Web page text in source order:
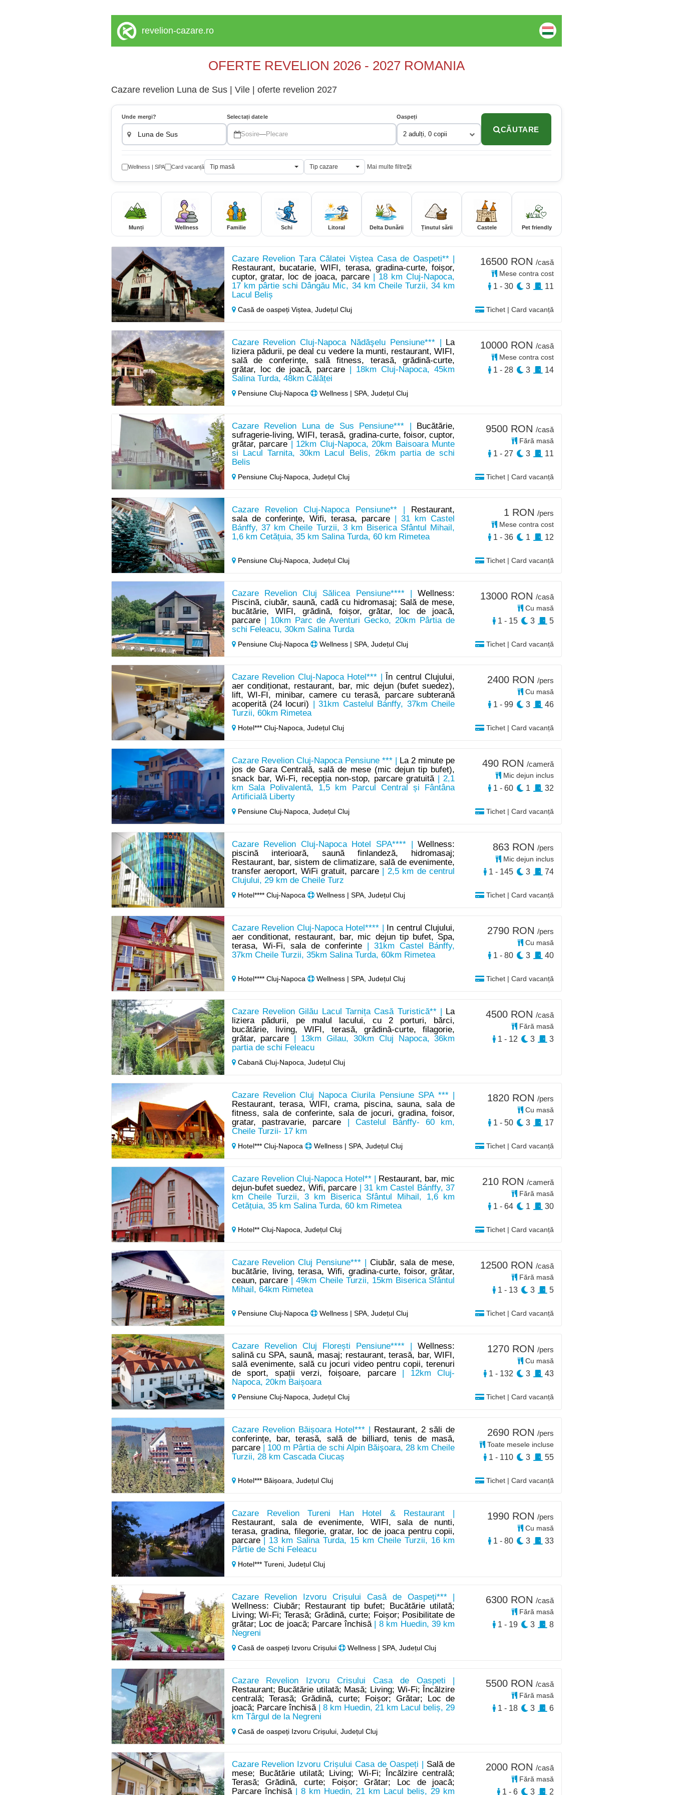
revelion-cazare.ro
OFERTE REVELION 2026 - 2027 ROMANIA
Cazare revelion Luna de Sus | Vile | oferte revelion 2027
Unde mergi? Selectați datele
Sosire—Plecare
Oaspeți
2 adulți, 0 copii
CĂUTARE
Wellness | SPA Card vacanță Tip masă Tip cazare Mai multe filtre
Munți Wellness Familie Schi Litoral Delta Dunării Ținutul sării Castele Pet friendly
Cazare Revelion Țara Călatei Viștea Casa de Oaspeti** |
Restaurant, bucatarie, WIFI, terasa, gradina-curte, foișor,
cuptor, gratar, loc de joaca, parcare | 18 km Cluj-Napoca,
17 km pârtie schi Dângău Mic, 34 km Cheile Turzii, 34 km
Lacul Beliș
Casă de oaspeți Viștea, Județul Cluj Tichet | Card vacanță
16500 RON /casă
Mese contra cost
1 - 30 3 11
Cazare Revelion Cluj-Napoca Nădăşelu Pensiune*** |
La
liziera pădurii, pe deal cu vedere la munti, restaurant, WIFI,
sală de conferințe, sală fitness, terasă, grădină-curte,
grătar, loc de joacă, parcare| 18km Cluj-Napoca, 45km
Salina Turda, 48km Călăței
Pensiune Cluj-Napoca Wellness | SPA, Județul Cluj
10000 RON /casă
Mese contra cost
1 - 28 3 14
Cazare Revelion Luna de Sus Pensiune*** |
Bucătărie,
sufragerie-living, WIFI, terasă, gradina-curte, foisor, cuptor,
grătar, parcare | 12km Cluj-Napoca, 20km Baisoara Munte
si Lacul Tarnita, 30km Lacul Belis, 26km partia de schi
Belis
Pensiune Cluj-Napoca, Județul Cluj Tichet | Card vacanță
9500 RON /casă
Fără masă
1 - 27 3 11
Cazare Revelion Cluj-Napoca Pensiune** |
Restaurant,
sala de conferințe, Wifi, terasa, parcare | 31 km Castel
Bánffy, 37 km Cheile Turzii, 3 km Biserica Sfântul Mihail,
1,6 km Cetățuia, 35 km Salina Turda, 60 km Rimetea
Pensiune Cluj-Napoca, Județul Cluj Tichet | Card vacanță
1 RON /pers
Mese contra cost
1 - 36 1 12
Cazare Revelion Cluj Sălicea Pensiune**** |Wellness:
Piscină, ciubăr, saună, cadă cu hidromasaj; Sală de mese,
bucătărie, WIFI, grădină, foișor, grătar, loc de joacă,
parcare| 10km Parc de Aventuri Gecko, 20km Pârtia de
schi Feleacu, 30km Salina Turda
Pensiune Cluj-Napoca Wellness | SPA, Județul Cluj Tichet | Card vacanță
13000 RON /casă
Cu masă
1 - 15 3 5
Cazare Revelion Cluj-Napoca Hotel*** |
În centrul Clujului,
aer condiționat, restaurant, bar, mic dejun (bufet suedez),
lift, WI-FI, minibar, camere cu terasă, parcare subterană
acoperită (24 locuri) | 31km Castelul Bánffy, 37km Cheile
Turzii, 60km Rimetea
Hotel*** Cluj-Napoca, Județul Cluj Tichet | Card vacanță
2400 RON /pers
Cu masă
1 - 99 3 46
Cazare Revelion Cluj-Napoca Pensiune *** |
La 2 minute pe
jos de Gara Centrală, sală de mese (mic dejun tip bufet),
snack bar, Wi-Fi, recepția non-stop, parcare gratuită| 2,1
km Sala Polivalentă, 1,5 km Parcul Central și Fântâna
Artificială Liberty
Pensiune Cluj-Napoca, Județul Cluj Tichet | Card vacanță
490 RON /cameră
Mic dejun inclus
1 - 60 1 32
Cazare Revelion Cluj-Napoca Hotel SPA**** |Wellness:
piscină interioară, saună finlandeză, hidromasaj;
Restaurant, bar, sistem de climatizare, sală de evenimente,
transfer aeroport, WiFi gratuit, parcare| 2,5 km de centrul
Clujului, 29 km de Cheile Turz
Hotel**** Cluj-Napoca Wellness | SPA, Județul Cluj Tichet | Card vacanță
863 RON /pers
Mic dejun inclus
1 - 145 3 74
Cazare Revelion Cluj-Napoca Hotel**** |
In centrul Clujului,
aer conditionat, restaurant, bar, mic dejun tip bufet, Spa,
terasa, Wi-Fi, sala de conferinte| 31km Castel Bánffy,
37km Cheile Turzii, 35km Salina Turda, 60km Rimetea
Hotel**** Cluj-Napoca Wellness | SPA, Județul Cluj Tichet | Card vacanță
2790 RON /pers
Cu masă
1 - 80 3 40
Cazare Revelion Gilău Lacul Tarnița Casă Turistică** |
La
liziera pădurii, pe malul lacului, cu 2 porturi, bărci,
bucătărie, living, WIFI, terasă, grădină-curte, filagorie,
grătar, parcare | 13km Gilau, 30km Cluj Napoca, 36km
partia de schi Feleacu
Cabană Cluj-Napoca, Județul Cluj
4500 RON /casă
Fără masă
1 - 12 3 3
Cazare Revelion Cluj Napoca Ciurila Pensiune SPA *** |
Restaurant, terasa, WIFI, crama, piscina, sauna, sala de
fitness, sala de conferinte, sala de jocuri, gradina, foisor,
gratar, pastravarie, parcare | Castelul Bánffy- 60 km,
Cheile Turzii- 17 km
Hotel*** Cluj-Napoca Wellness | SPA, Județul Cluj Tichet | Card vacanță
1820 RON /pers
Cu masă
1 - 50 3 17
Cazare Revelion Cluj-Napoca Hotel** |
Restaurant, bar, mic
dejun-bufet suedez, Wifi, parcare | 31 km Castel Bánffy, 37
km Cheile Turzii, 3 km Biserica Sfântul Mihail, 1,6 km
Cetățuia, 35 km Salina Turda, 60 km Rimetea
Hotel** Cluj-Napoca, Județul Cluj Tichet | Card vacanță
210 RON /cameră
Fără masă
1 - 64 1 30
Cazare Revelion Cluj Pensiune*** |Ciubăr, sala de mese,
bucătărie, living, terasa, Wifi, gradina-curte, foisor, grătar,
ceaun, parcare | 49km Cheile Turzii, 15km Biserica Sfântul
Mihail, 64km Rimetea
Pensiune Cluj-Napoca Wellness | SPA, Județul Cluj Tichet | Card vacanță
12500 RON /casă
Fără masă
1 - 13 3 5
Cazare Revelion Cluj Florești Pensiune**** |Wellness:
salină cu SPA, saună, masaj; restaurant, terasă, bar, WIFI,
sală evenimente, sală cu jocuri video pentru copii, terenuri
de sport, spații verzi, foișoare, parcare| 12km Cluj-
Napoca, 20km Baișoara
Pensiune Cluj-Napoca, Județul Cluj Tichet | Card vacanță
1270 RON /pers
Cu masă
1 - 132 3 43
Cazare Revelion Băișoara Hotel*** |
Restaurant, 2 săli de
conferințe, bar, terasă, sală de billiard, tenis de masă,
parcare| 100 m Pârtia de schi Alpin Băişoara, 28 km Cheile
Turzii, 28 km Cascada Ciucaș
Hotel*** Băișoara, Județul Cluj Tichet | Card vacanță
2690 RON /pers
Toate mesele incluse
1 - 110 3 55
Cazare Revelion Tureni Han Hotel & Restaurant |
Restaurant, sala de evenimente, WIFI, sala de nunti,
terasa, gradina, filegorie, gratar, loc de joaca pentru copii,
parcare| 13 km Salina Turda, 15 km Cheile Turzii, 16 km
Pârtie de Schi Feleacu
Hotel*** Tureni, Județul Cluj
1990 RON /pers
Cu masă
1 - 80 3 33
Cazare Revelion Izvoru Crișului Casă de Oaspeți*** |
Wellness: Ciubăr; Restaurant tip bufet; Bucătărie utilată;
Living; Wi-Fi; Terasă; Grădină, curte; Foișor; Posibilitate de
grătar; Loc de joacă; Parcare închisă| 8 km Huedin, 39 km
Negreni
Casă de oaspeți Izvoru Crișului Wellness | SPA, Județul Cluj
6300 RON /casă
Fără masă
1 - 19 3 8
Cazare Revelion Izvoru Crisului Casa de Oaspeti |
Restaurant; Bucătărie utilată; Masă; Living; Wi-Fi; Încălzire
centrală; Terasă; Grădină, curte; Foișor; Grătar; Loc de
joacă; Parcare închisă| 8 km Huedin, 21 km Lacul beliș, 29
km Târgul de la Negreni
Casă de oaspeți Izvoru Crișului, Județul Cluj
5500 RON /casă
Fără masă
1 - 18 3 6
Cazare Revelion Izvoru Crișului Casa de Oaspeți | Sală de
mese; Bucătărie utilată; Living; Wi-Fi; Încălzire centrală;
Terasă; Grădină, curte; Foișor; Grătar; Loc de joacă;
Parcare închisă| 8 km Huedin, 21 km Lacul beliș, 29 km
2000 RON /casă
Fără masă
1 - 6 3 2